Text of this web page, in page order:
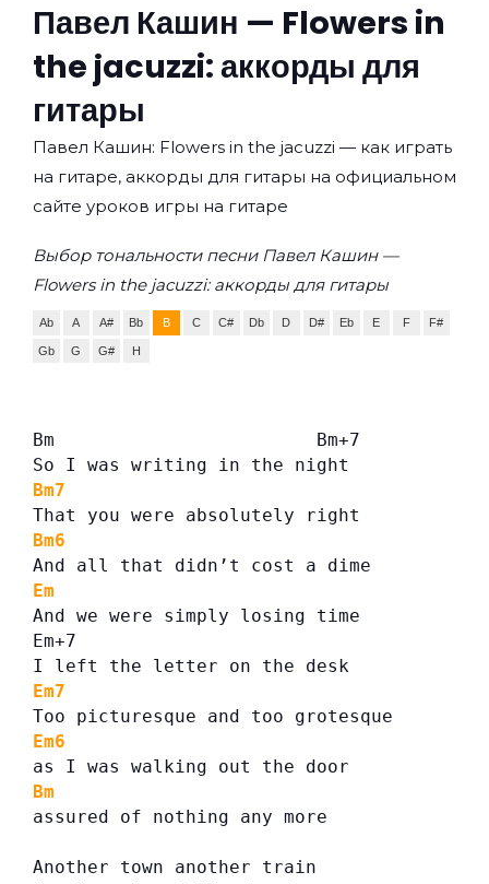
Павел Кашин — Flowers in
the jacuzzi: аккорды для
гитары
Павел Кашин: Flowers in the jacuzzi — как играть
на гитаре, аккорды для гитары на официальном
сайте уроков игры на гитаре
Выбор тональности песни Павел Кашин —
Flowers in the jacuzzi: аккорды для гитары
Ab A A# Bb B C C# Db D D# Eb E F F#
Gb G G# H
Bm                        Bm+7
So I was writing in the night
Bm7
That you were absolutely right
Bm6
And all that didn’t cost a dime
Em
And we were simply losing time
Em+7
I left the letter on the desk
Em7
Too picturesque and too grotesque
Em6
as I was walking out the door
Bm
assured of nothing any more
Another town another train